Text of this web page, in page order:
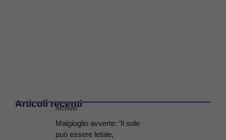
Articoli recenti
Archivio
Malgioglio avverte: ‘Il sole
può essere letale,